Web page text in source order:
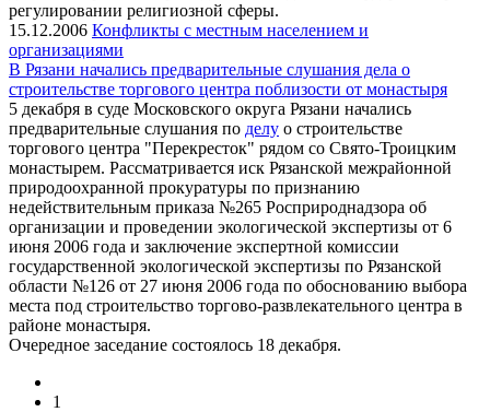
регулировании религиозной сферы.
15.12.2006 Конфликты с местным населением и
организациями
В Рязани начались предварительные слушания дела о
строительстве торгового центра поблизости от монастыря
5 декабря в суде Московского округа Рязани начались
предварительные слушания по делу о строительстве
торгового центра "Перекресток" рядом со Свято-Троицким
монастырем. Рассматривается иск Рязанской межрайонной
природоохранной прокуратуры по признанию
недействительным приказа №265 Росприроднадзора об
организации и проведении экологической экспертизы от 6
июня 2006 года и заключение экспертной комиссии
государственной экологической экспертизы по Рязанской
области №126 от 27 июня 2006 года по обоснованию выбора
места под строительство торгово-развлекательного центра в
районе монастыря.
Очередное заседание состоялось 18 декабря.
1